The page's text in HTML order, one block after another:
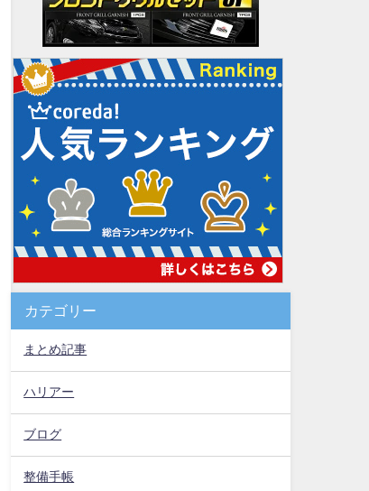
カテゴリー
まとめ記事
ハリアー
ブログ
整備手帳